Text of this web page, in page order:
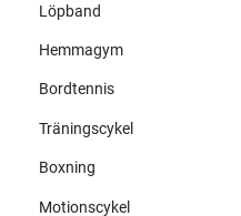
Löpband
Hemmagym
Bordtennis
Träningscykel
Boxning
Motionscykel